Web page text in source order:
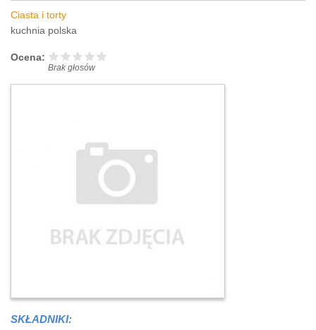
Ciasta i torty
kuchnia polska
Ocena:
Brak głosów
SKŁADNIKI: